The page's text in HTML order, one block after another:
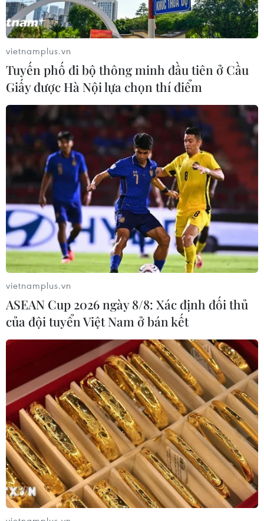
TIN CÙNG CHUYÊN MỤC
Đầu tư cho sức khỏe từ phòng bệnh
vietnamplus.vn
Tuyến phố đi bộ thông minh đầu tiên ở Cầu
Giấy được Hà Nội lựa chọn thí điểm
vietnamplus.vn
ASEAN Cup 2026 ngày 8/8: Xác định đối thủ
của đội tuyển Việt Nam ở bán kết